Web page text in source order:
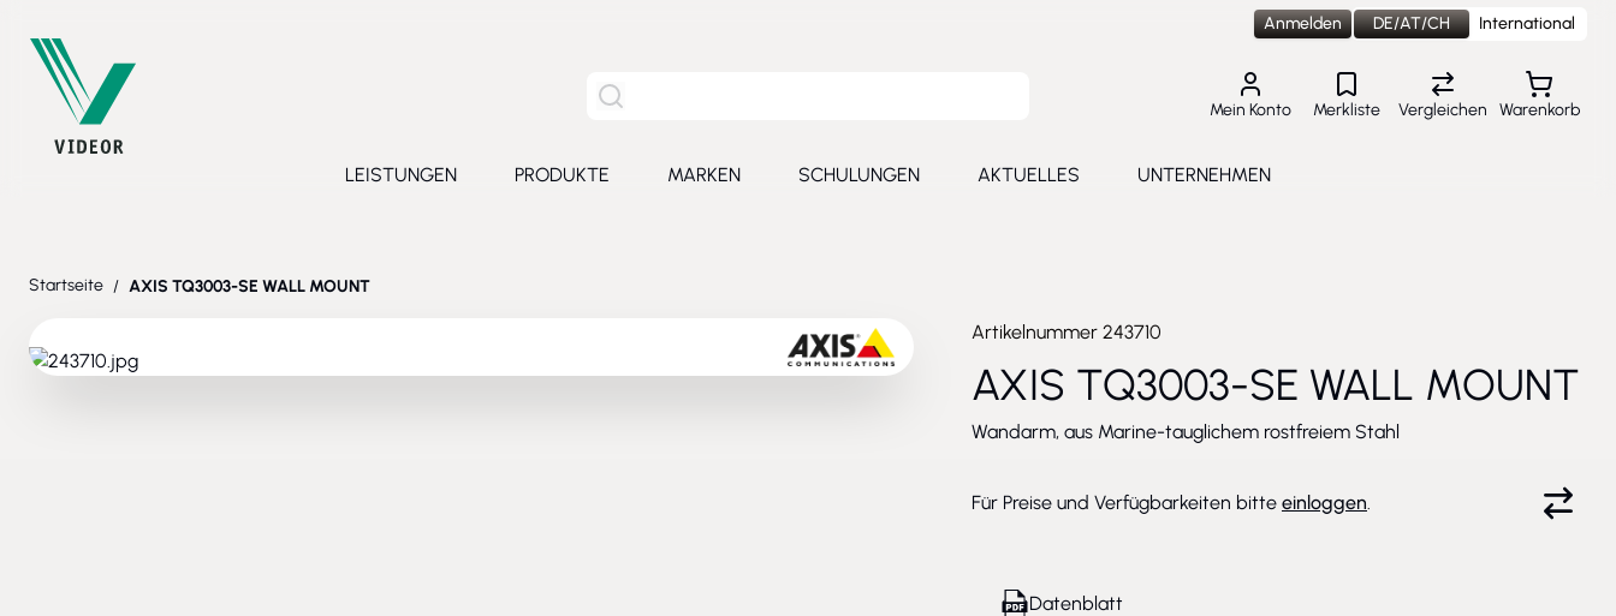
Site Suche
Anmelden DE/AT/CH International
Mein Konto Merkliste Vergleichen Warenkorb
LEISTUNGEN
PRODUKTE
MARKEN
SCHULUNGEN
AKTUELLES
UNTERNEHMEN
Startseite / AXIS TQ3003-SE WALL MOUNT
AXIS TQ3003-SE WALL MOUNT
Artikelnummer 243710
Wandarm, aus Marine-tauglichem rostfreiem Stahl
Für Preise und Verfügbarkeiten bitte einloggen.
Datenblatt